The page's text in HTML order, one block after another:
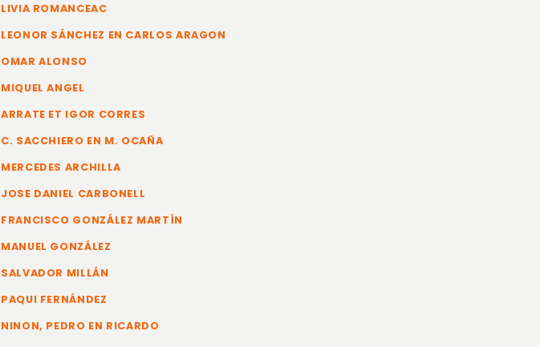
LIVIA ROMANCEAC
LEONOR SÁNCHEZ EN CARLOS ARAGON
OMAR ALONSO
MIQUEL ANGEL
ARRATE ET IGOR CORRES
C. SACCHIERO EN M. OCAÑA
MERCEDES ARCHILLA
JOSE DANIEL CARBONELL
FRANCISCO GONZÁLEZ MARTÍN
MANUEL GONZÁLEZ
SALVADOR MILLÁN
PAQUI FERNÁNDEZ
NINON, PEDRO EN RICARDO